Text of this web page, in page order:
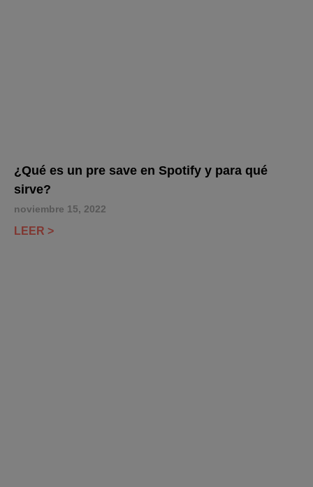
¿Qué es un pre save en Spotify y para qué
sirve?
noviembre 15, 2022
LEER >